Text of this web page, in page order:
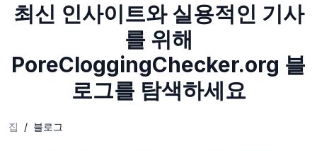
최신 인사이트와 실용적인 기사
를 위해
PoreCloggingChecker.org 블
로그를 탐색하세요
집 / 블로그